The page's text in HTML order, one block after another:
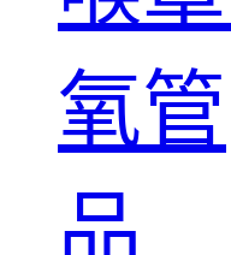
氧管
品